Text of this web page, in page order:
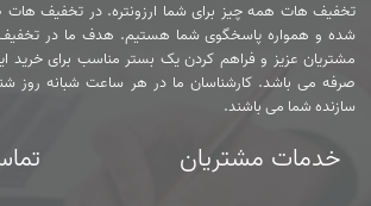
تخفیف هات همه چیز برای شما ارزونتره. در تخفیف
شده و همواره پاسخگوی شما هستیم. هدف ما در
مشتریان عزیز و فراهم کردن یک بستر مناسب برای خرید
صرفه می باشد. کارشناسان ما در هر ساعت شبانه روز
سازنده شما می باشند.
خدمات مشتریان